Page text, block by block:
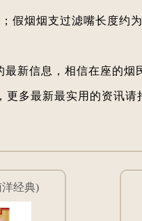
假烟烟支过滤嘴长度约
新信息，相信在座的烟
多最新最实用的资讯请
经典)